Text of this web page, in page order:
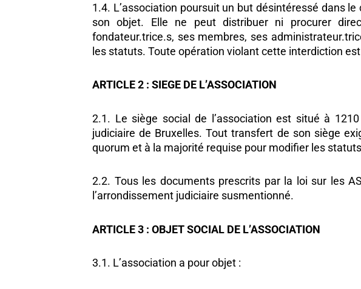
1.4. L’association poursuit un but désintéressé dans
son objet. Elle ne peut distribuer ni procurer
fondateur.trice.s, ses membres, ses
les statuts. Toute opération violant cette interdiction
ARTICLE 2 : SIEGE DE L’ASSOCIATION
2.1. Le siège social de l’association est situé à
judiciaire de Bruxelles. Tout transfert de son siège
quorum et à la majorité requise pour modifier les
2.2. Tous les documents prescrits par la loi sur les
l’arrondissement judiciaire susmentionné.
ARTICLE 3 : OBJET SOCIAL DE L’ASSOCIATION
3.1. L’association a pour objet :